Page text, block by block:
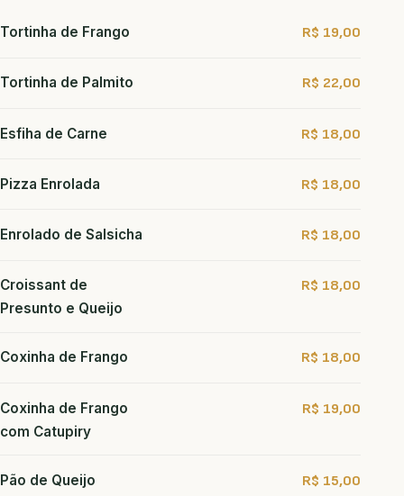
Tortinha de Frango R$ 19,00
Tortinha de Palmito R$ 22,00
Esfiha de Carne R$ 18,00
Pizza Enrolada R$ 18,00
Enrolado de Salsicha R$ 18,00
Croissant de
Presunto e Queijo
R$ 18,00
Coxinha de Frango R$ 18,00
Coxinha de Frango
com Catupiry
R$ 19,00
Pão de Queijo R$ 15,00